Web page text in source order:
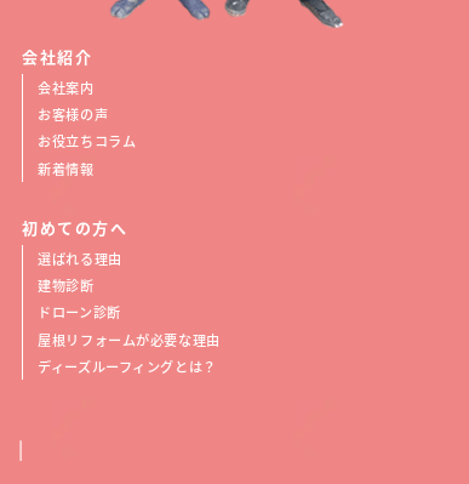
会社紹介
会社案内
お客様の声
お役立ちコラム
新着情報
初めての方へ
選ばれる理由
建物診断
ドローン診断
屋根リフォームが必要な理由
ディーズルーフィングとは？